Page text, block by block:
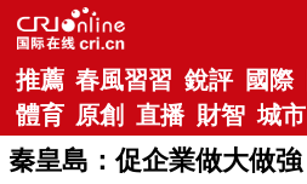
推薦 春風習習 銳評 國際
體育 原創 直播 財智 城市
秦皇島：促企業做大做強